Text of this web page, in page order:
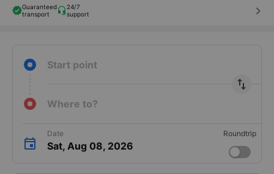
Guaranteed
transport
24/7
support
keyboard_arrow_right
Start point
import_export
Where to?
Date
Sat, Aug 08, 2026
Roundtrip